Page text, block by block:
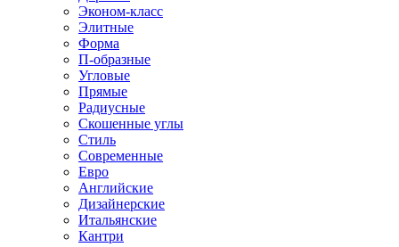
Эконом-класс
Элитные
Форма
П-образные
Угловые
Прямые
Радиусные
Скошенные углы
Стиль
Современные
Евро
Английские
Дизайнерские
Итальянские
Кантри